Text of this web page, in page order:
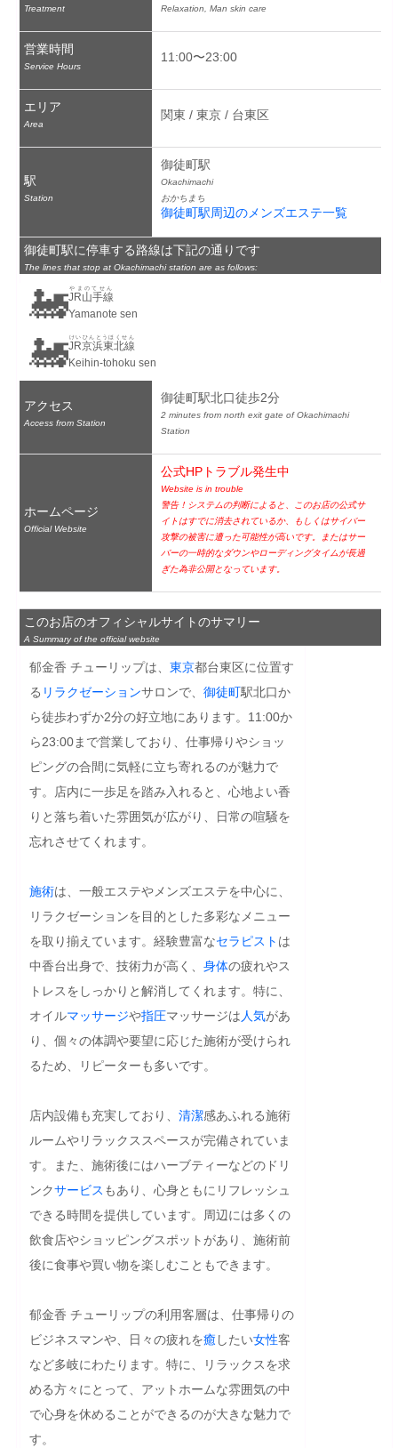
Treatment Relaxation, Man skin care
営業時間
Service Hours
11:00〜23:00
エリア
Area
関東 / 東京 / 台東区
駅
Station
御徒町駅
Okachimachi
おかちまち
御徒町駅周辺のメンズエステ一覧
御徒町駅に停車する路線は下記の通りです
The lines that stop at Okachimachi station are as follows:
🚂JR山手線
やまのてせん
Yamanote sen
🚂JR京浜東北線
けいひんとうほくせん
Keihin-tohoku sen
アクセス
Access from Station
御徒町駅北口徒歩2分
2 minutes from north exit gate of Okachimachi
Station
ホームページ
Official Website
公式HPトラブル発生中
Website is in trouble
警告！システムの判断によると、このお店の公式サ
イトはすでに消去されているか、もしくはサイバー
攻撃の被害に遭った可能性が高いです。またはサー
バーの一時的なダウンやローディングタイムが長過
ぎた為非公開となっています。
このお店のオフィシャルサイトのサマリー
A Summary of the official website
郁金香 チューリップは、 東京都台東区に位置す
る リラクゼーションサロンで、 御徒町駅北口か
ら徒歩わずか2分の好立地にあります。11:00か
ら23:00まで営業しており、仕事帰りやショッ
ピングの合間に気軽に立ち寄れるのが魅力で
す。店内に一歩足を踏み入れると、心地よい香
りと落ち着いた雰囲気が広がり、日常の喧騒を
忘れさせてくれます。
施術は、一般エステやメンズエステを中心に、
リラクゼーションを目的とした多彩なメニュー
を取り揃えています。経験豊富なセラピスト は
中香台出身で、技術力が高く、 身体の疲れやス
トレスをしっかりと解消してくれます。特に、
オイルマッサージや指圧マッサージは 人気があ
り、個々の体調や要望に応じた施術が受けられ
るため、リピーターも多いです。
店内設備も充実しており、 清潔感あふれる施術
ルームやリラックススペースが完備されていま
す。また、施術後にはハーブティーなどのドリ
ンクサービス もあり、心身ともにリフレッシュ
できる時間を提供しています。周辺には多くの
飲食店やショッピングスポットがあり、施術前
後に食事や買い物を楽しむこともできます。
郁金香 チューリップの利用客層は、仕事帰りの
ビジネスマンや、日々の疲れを癒 したい女性客
など多岐にわたります。特に、リラックスを求
める方々にとって、アットホームな雰囲気の中
で心身を休めることができるのが大きな魅力で
す。